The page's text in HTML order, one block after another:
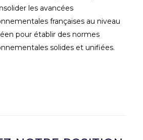
les avancées
françaises au niveau
pour établir des normes
solides et unifiées.